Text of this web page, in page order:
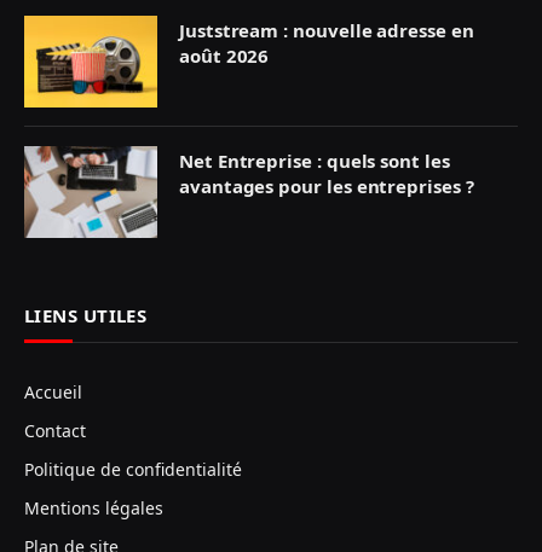
Juststream : nouvelle adresse en
août 2026
Net Entreprise : quels sont les
avantages pour les entreprises ?
LIENS UTILES
Accueil
Contact
Politique de confidentialité
Mentions légales
Plan de site